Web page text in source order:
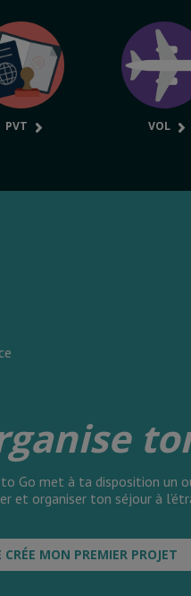
PVT VOL
to Go met à ta disposition un
et organiser ton séjour à
CRÉE MON PREMIER PROJET